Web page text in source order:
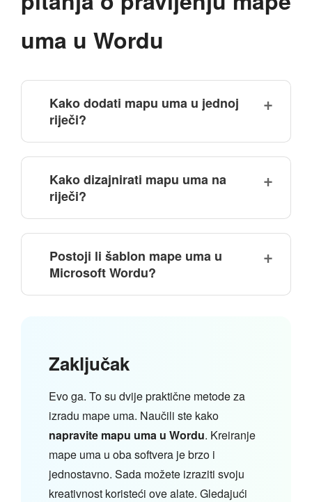
uma u Wordu
Kako dodati mapu uma u jednoj
riječi?
Kako dizajnirati mapu uma na
riječi?
Postoji li šablon mape uma u
Microsoft Wordu?
Zaključak
Evo ga. To su dvije praktične metode za
izradu mape uma. Naučili ste kako
napravite mapu uma u Wordu. Kreiranje
mape uma u oba softvera je brzo i
jednostavno. Sada možete izraziti svoju
kreativnost koristeći ove alate. Gledajući